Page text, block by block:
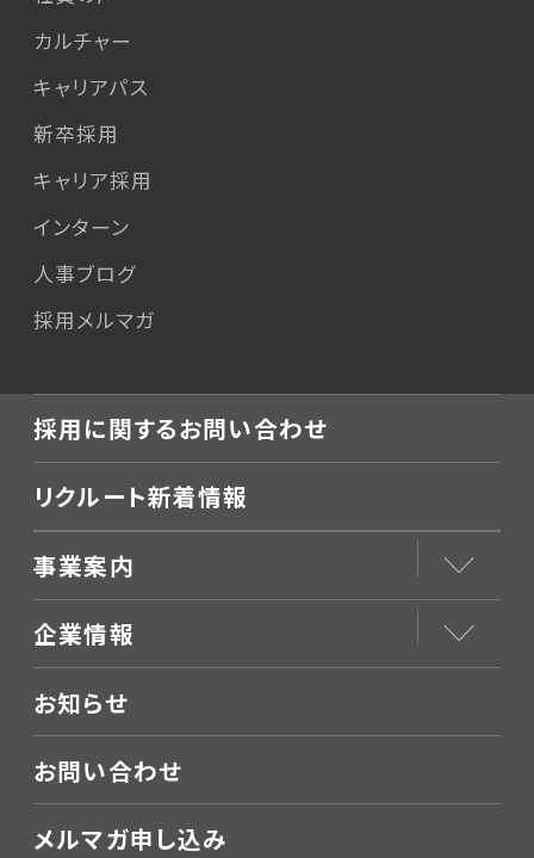
カルチャー
キャリアパス
新卒採用
キャリア採用
インターン
人事ブログ
採用メルマガ
採用に関するお問い合わせ
リクルート新着情報
事業案内
企業情報
お知らせ
お問い合わせ
メルマガ申し込み